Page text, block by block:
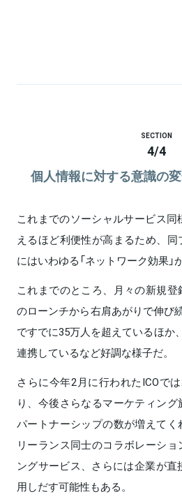
SECTION
4/4
個人情報に対する意識の
これまでのソーシャルサービス
えるほど利便性が高まるため、
にはいわゆる「ネットワーク効果」
これまでのところ、月々の新規
のローンチから右肩あがりで伸び
ですでに35万人を超えているほか
連携しているなど好調な様子だ。
さらに今年2月に行われたICOで
り、今後さらなるマーケティン
パートナーシップの数が増えて
リーランス同士のコラボレーシ
ングサービス、さらには企業が
用しだす可能性もある。